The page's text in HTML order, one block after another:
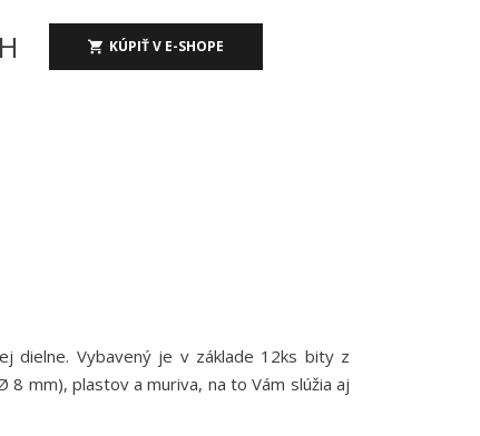
KÚPIŤ V E-SHOPE
dielne. Vybavený je v základe 12ks bity z
mm), plastov a muriva, na to Vám slúžia aj